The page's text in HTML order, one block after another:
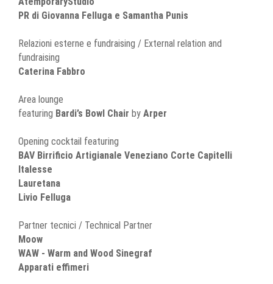
PR di Giovanna Felluga e Samantha Punis
Relazioni esterne e fundraising / External relation and
fundraising
Caterina Fabbro
Area lounge
featuring Bardi’s Bowl Chair by Arper
Opening cocktail featuring
BAV Birrificio Artigianale Veneziano Corte Capitelli
Italesse
Lauretana
Livio Felluga
Partner tecnici / Technical Partner
Moow
WAW - Warm and Wood Sinegraf
Apparati effimeri